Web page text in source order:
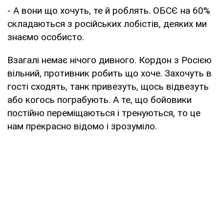
- А вони що хочуть, те й роблять. ОБСЄ на 60%
складаються з російських лобістів, деяких ми
знаємо особисто.
Взагалі немає нічого дивного. Кордон з Росією
вільний, противник робить що хоче. Захочуть в
гості сходять, танк привезуть, щось відвезуть
або когось пограбують. А те, що бойовики
постійно переміщаються і тренуються, то це
нам прекрасно відомо і зрозуміло.